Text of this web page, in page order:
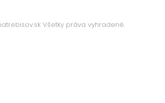
Všetky práva vyhradené.